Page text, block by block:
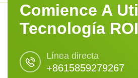
Comience A
Tecnología ROI
Línea directa
+8615859279267